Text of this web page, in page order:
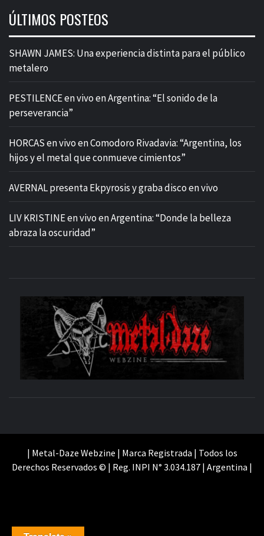
ÚLTIMOS POSTEOS
SHAWN JAMES: Una experiencia distinta para el público
metalero
PESTILENCE en vivo en Argentina: “El sonido de la
perseverancia”
HORCAS en vivo en Comodoro Rivadavia: “Argentina, los
hijos y el metal que conmueve cimientos”
AVERNAL presenta Ekpyrosis y graba disco en vivo
LIV KRISTINE en vivo en Argentina: “Donde la belleza
abraza la oscuridad”
| Metal-Daze Webzine | Marca Registrada | Todos los
Derechos Reservados © | Reg. INPI N° 3.034.187 | Argentina |